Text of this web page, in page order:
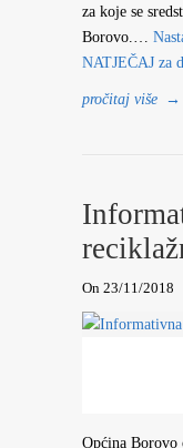
za koje se
Borovo.…
NATJEČAJ za
pročitaj više →
On 23/11/2018
Općina Borovo